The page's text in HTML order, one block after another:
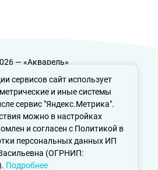
сервисов сайт использует
и иные системы
сервис "Яндекс.Метрика".
можно в настройках
и согласен с Политикой в
персональных данных ИП
(ОГРНИП:
Подробнее
— «Акварель»
конфиденциальности